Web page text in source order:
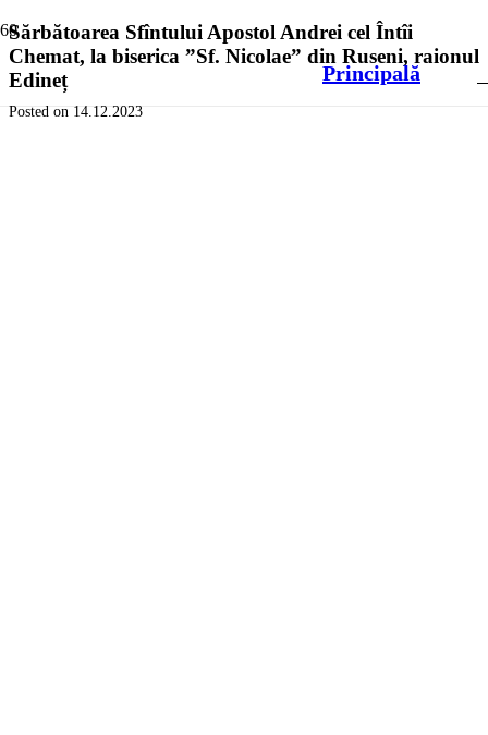
Principală
Sărbătoarea Sfîntului Apostol Andrei cel Întîi
Chemat, la biserica ”Sf. Nicolae” din Ruseni, raionul
Edineț
Posted on 14.12.2023